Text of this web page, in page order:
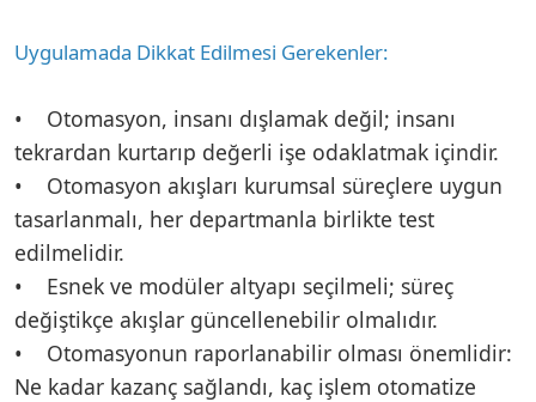
Uygulamada Dikkat Edilmesi Gerekenler:
• Otomasyon, insanı dışlamak değil; insanı
tekrardan kurtarıp değerli işe odaklatmak içindir.
• Otomasyon akışları kurumsal süreçlere uygun
tasarlanmalı, her departmanla birlikte test
edilmelidir.
• Esnek ve modüler altyapı seçilmeli; süreç
değiştikçe akışlar güncellenebilir olmalıdır.
• Otomasyonun raporlanabilir olması önemlidir:
Ne kadar kazanç sağlandı, kaç işlem otomatize